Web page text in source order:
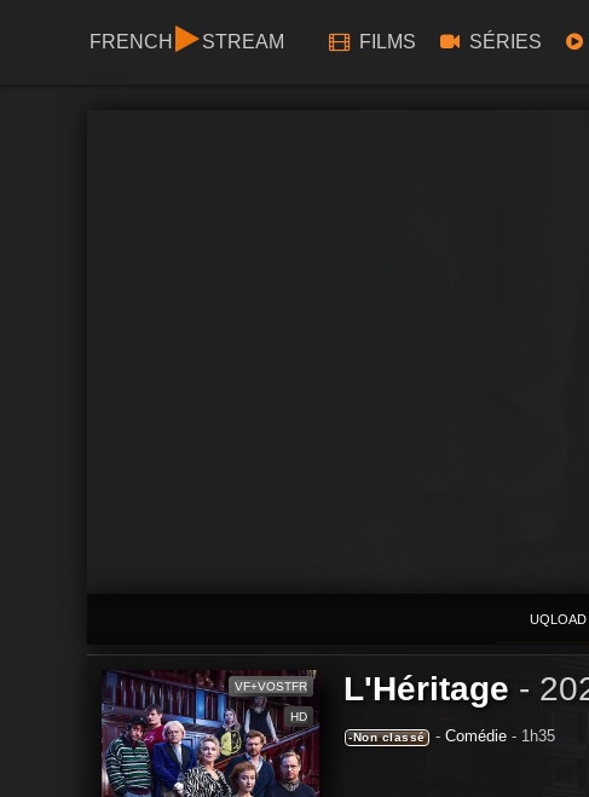
FRENCH STREAM FILMS SÉRIES
UQLOAD
L'Héritage -
-Non classé - Comédie - 1h35
VF+VOSTFR
HD